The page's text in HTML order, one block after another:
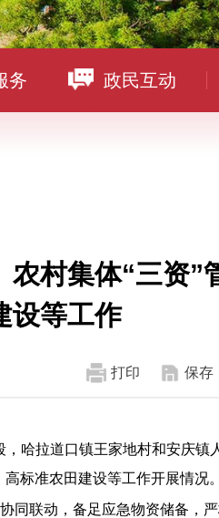
务 政民互动
村集体“三资”
设等工作
打印 保存
哈拉道口镇王家地村和安庆镇
标准农田建设等工作开展情况。
同联动，备足应急物资储备，